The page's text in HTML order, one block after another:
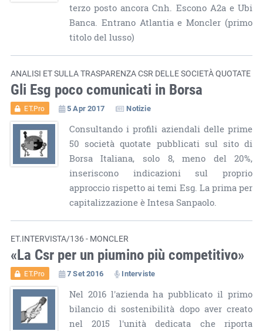
terzo posto ancora Cnh. Escono A2a e Ubi
Banca. Entrano Atlantia e Moncler (primo
titolo del lusso)
ANALISI ET SULLA TRASPARENZA CSR DELLE SOCIETÀ QUOTATE
Gli Esg poco comunicati in Borsa
ET.Pro 5 Apr 2017 Notizie
Consultando i profili aziendali delle prime
50 società quotate pubblicati sul sito di
Borsa Italiana, solo 8, meno del 20%,
inseriscono indicazioni sul proprio
approccio rispetto ai temi Esg. La prima per
capitalizzazione è Intesa Sanpaolo.
ET.INTERVISTA/136 - MONCLER
«La Csr per un piumino più competitivo»
ET.Pro 7 Set 2016 Interviste
Nel 2016 l'azienda ha pubblicato il primo
bilancio di sostenibilità dopo aver creato
nel 2015 l'unità dedicata che riporta